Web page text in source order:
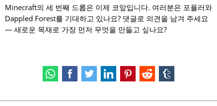
Minecraft의 세 번째 드롭은 이제 코앞입니다. 여러분은 포플러와
Dappled Forest를 기대하고 있나요? 댓글로 의견을 남겨 주세요
— 새로운 목재로 가장 먼저 무엇을 만들고 싶나요?